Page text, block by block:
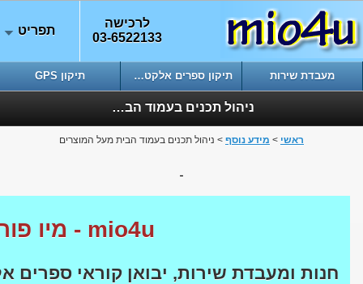
לרכישה
03-6522133
תפריט
מעבדת שירות תיקון ספרים אלקטרוניים תיקון GPS
ניהול תכנים בעמוד הבית מעל המוצרים
ראשי > מידע נוסף > ניהול תכנים בעמוד הבית מעל המוצרים